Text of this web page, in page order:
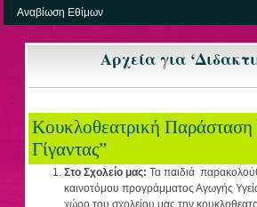
Αναβίωση Εθίμων
Αρχεία για
Κουκλοθεατρική
Γίγαντας”
Στο Σχολείο μας: Τα παιδιά
καινοτόμου προγράμματος Αγωγής
χώρο του σχολείου μας την